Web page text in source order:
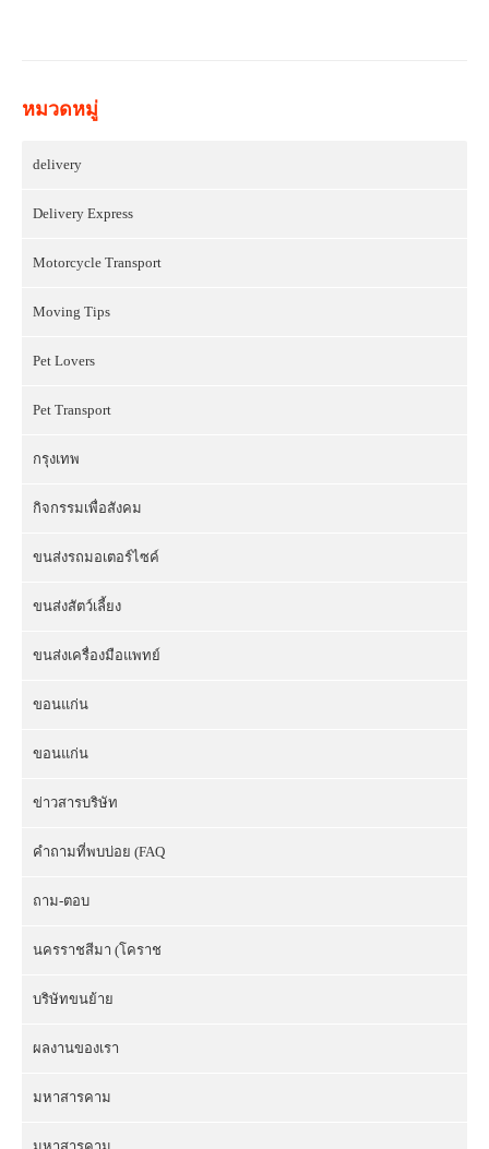
หมวดหมู่
delivery
Delivery Express
Motorcycle Transport
Moving Tips
Pet Lovers
Pet Transport
กรุงเทพ
กิจกรรมเพื่อสังคม
ขนส่งรถมอเตอร์ไซค์
ขนส่งสัตว์เลี้ยง
ขนส่งเครื่องมือแพทย์
ขอนแก่น
ขอนแก่น
ข่าวสารบริษัท
คำถามที่พบบ่อย (FAQ
ถาม-ตอบ
นครราชสีมา (โคราช
บริษัทขนย้าย
ผลงานของเรา
มหาสารคาม